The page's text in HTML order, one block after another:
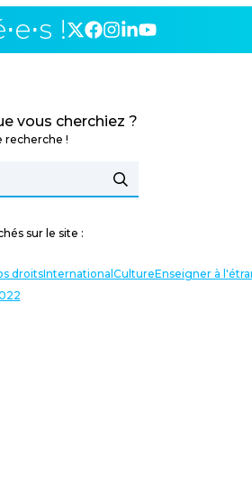
!
vous cherchiez ?
recherche !
sur le site :
droitsInternational CultureEnseigner à